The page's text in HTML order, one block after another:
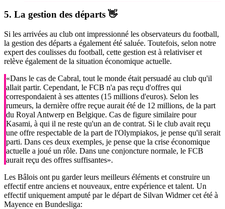
5. La gestion des départs 👋
Si les arrivées au club ont impressionné les observateurs du football,
la gestion des départs a également été saluée. Toutefois, selon notre
expert des coulisses du football, cette gestion est à relativiser et
relève également de la situation économique actuelle.
«Dans le cas de Cabral, tout le monde était persuadé au club qu'il
allait partir. Cependant, le FCB n'a pas reçu d'offres qui
correspondaient à ses attentes (15 millions d'euros). Selon les
rumeurs, la dernière offre reçue aurait été de 12 millions, de la part
du Royal Antwerp en Belgique. Cas de figure similaire pour
Kasami, à qui il ne reste qu'un an de contrat. Si le club avait reçu
une offre respectable de la part de l'Olympiakos, je pense qu'il serait
parti. Dans ces deux exemples, je pense que la crise économique
actuelle a joué un rôle. Dans une conjoncture normale, le FCB
aurait reçu des offres suffisantes».
Les Bâlois ont pu garder leurs meilleurs éléments et construire un
effectif entre anciens et nouveaux, entre expérience et talent. Un
effectif uniquement amputé par le départ de Silvan Widmer cet été à
Mayence en Bundesliga: